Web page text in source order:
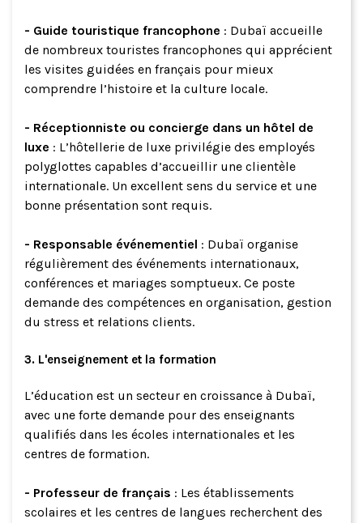
- Guide touristique francophone : Dubaï accueille
de nombreux touristes francophones qui apprécient
les visites guidées en français pour mieux
comprendre l’histoire et la culture locale.
- Réceptionniste ou concierge dans un hôtel de
luxe : L’hôtellerie de luxe privilégie des employés
polyglottes capables d’accueillir une clientèle
internationale. Un excellent sens du service et une
bonne présentation sont requis.
- Responsable événementiel : Dubaï organise
régulièrement des événements internationaux,
conférences et mariages somptueux. Ce poste
demande des compétences en organisation, gestion
du stress et relations clients.
3. L'enseignement et la formation
L’éducation est un secteur en croissance à Dubaï,
avec une forte demande pour des enseignants
qualifiés dans les écoles internationales et les
centres de formation.
- Professeur de français : Les établissements
scolaires et les centres de langues recherchent des